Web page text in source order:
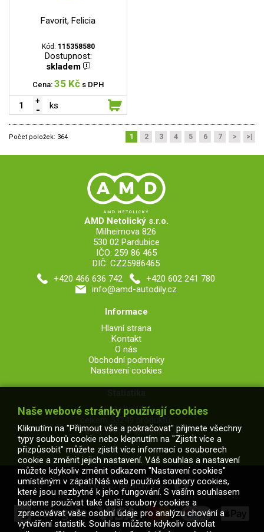
Favorit, Felicia
Kód: 115358580
Dostupnost:
skladem
Cena: 35 Kč s DPH
ks
Počet položek: 364 1 2 3 4 5 6 7 > >|
AMD Netolický s.r.o.
Milheimova 826
530 02 Pardubice
IČO: 259 86 465
DIČ: CZ25986465
+420 466 636 742
+420 602 241 780
info@amd-autodily.cz
Informace
Hlavní strana
Kontakt
O nás
Obchodní podmínky
Nastavení cookies
V obchodě je
celkem 53249 produktů,
z toho 7113 skladem.
2026 © AMD Netolický s.r.o.
Naše webové stránky používají cookies
Kliknutím na "Přijmout vše a pokračovat" přijmete všechny
typy souborů cookie nebo klepnutím na "Zjistit více a
přizpůsobit" můžete zjistit více informací o souborech
cookie a změnit jejich nastavení. Váš souhlas a nastavení
můžete kdykoliv změnit odkazem "Nastavení cookies"
umístěným v zápatí.Náš web používá soubory cookies,
které jsou nezbytné k jeho fungování. S vaším souhlasem
budeme používat také další soubory cookies a
zpracovávat vaše osobní údaje pro analýzu chování a
vytváření statistik. Souhlas můžete kdykoliv odvolat